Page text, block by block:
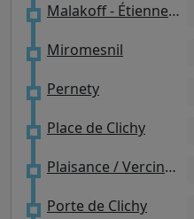
Malakoff - Étienne Dolet
Miromesnil
Pernety
Place de Clichy
Plaisance / Vercingétorix
Porte de Clichy